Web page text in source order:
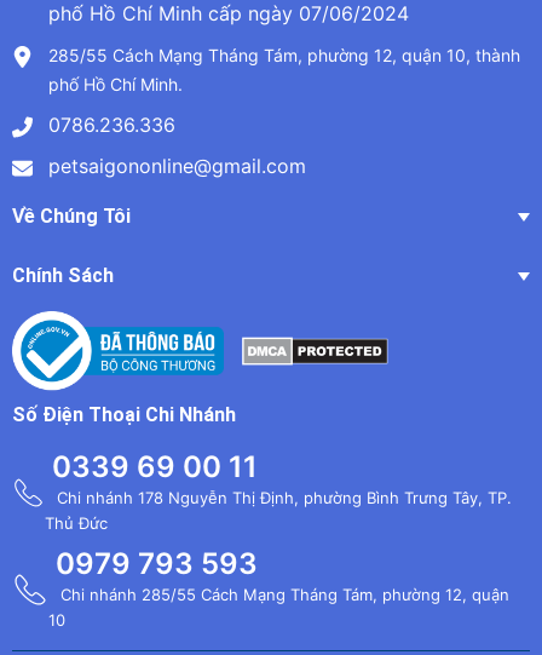
phố Hồ Chí Minh cấp ngày 07/06/2024
285/55 Cách Mạng Tháng Tám, phường 12, quận 10, thành
phố Hồ Chí Minh.
0786.236.336
petsaigononline@gmail.com
Về Chúng Tôi
Chính Sách
Số Điện Thoại Chi Nhánh
0339 69 00 11
Chi nhánh 178 Nguyễn Thị Định, phường Bình Trưng Tây, TP.
Thủ Đức
0979 793 593
Chi nhánh 285/55 Cách Mạng Tháng Tám, phường 12, quận
10